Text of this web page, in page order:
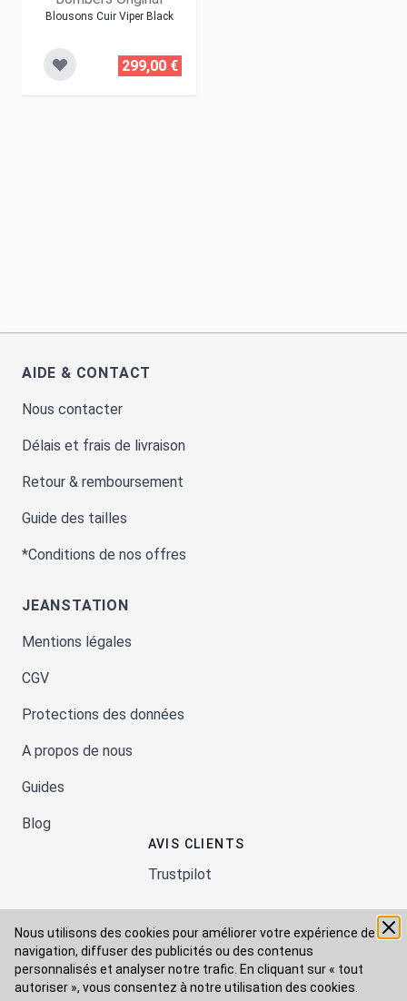
Nous utilisons des cookies pour améliorer votre expérience de
navigation, diffuser des publicités ou des contenus
personnalisés et analyser notre trafic. En cliquant sur « tout
autoriser », vous consentez à notre utilisation des cookies.
Blousons Cuir Viper Black
299,00 €
AIDE & CONTACT
Nous contacter
Délais et frais de livraison
Retour & remboursement
Guide des tailles
*Conditions de nos offres
JEANSTATION
Mentions légales
CGV
Protections des données
A propos de nous
Guides
Blog
AVIS CLIENTS
Trustpilot
Moyens de paiement